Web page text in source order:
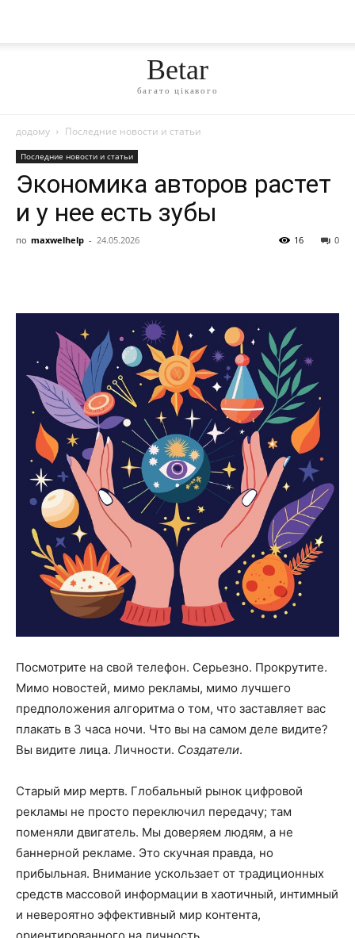
Betar
багато цікавого
додому Последние новости и статьи
Последние новости и статьи
Экономика авторов растет
и у нее есть зубы
по maxwelhelp - 24.05.2026 0
16
Посмотрите на свой телефон. Серьезно. Прокрутите.
Мимо новостей, мимо рекламы, мимо лучшего
предположения алгоритма о том, что заставляет вас
плакать в 3 часа ночи. Что вы на самом деле видите?
Вы видите лица. Личности. Создатели.
Старый мир мертв. Глобальный рынок цифровой
рекламы не просто переключил передачу; там
поменяли двигатель. Мы доверяем людям, а не
баннерной рекламе. Это скучная правда, но
прибыльная. Внимание ускользает от традиционных
средств массовой информации в хаотичный, интимный
и невероятно эффективный мир контента,